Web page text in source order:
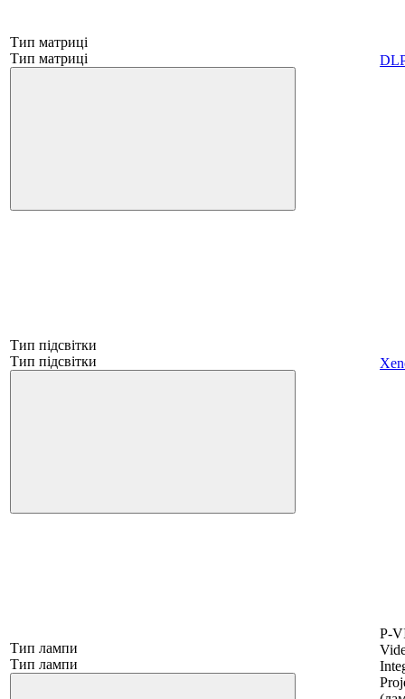
Тип матриці
Тип матриці
Тип підсвітки
Тип підсвітки
Тип лампи
Тип лампи
P-